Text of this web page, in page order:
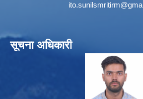
सूचना अधिकारी